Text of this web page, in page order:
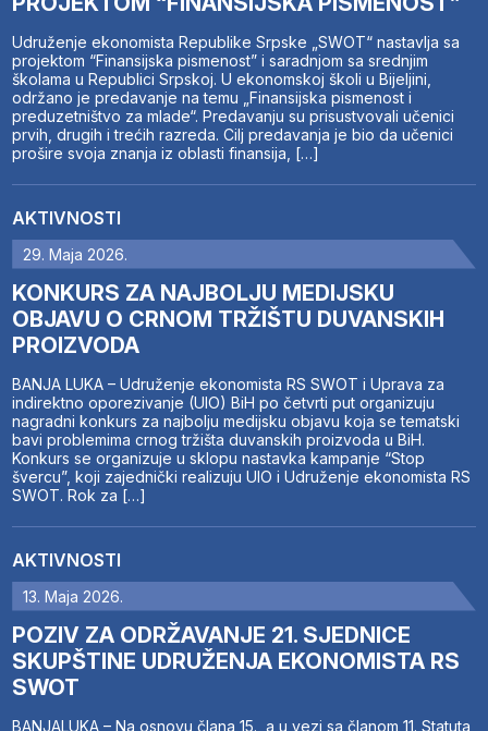
Udruženje ekonomista Republike Srpske „SWOT“ nastavlja sa
projektom “Finansijska pismenost” i saradnjom sa srednjim
školama u Republici Srpskoj. U ekonomskoj školi u Bijeljini,
održano je predavanje na temu „Finansijska pismenost i
preduzetništvo za mlade“. Predavanju su prisustvovali učenici
prvih, drugih i trećih razreda. Cilj predavanja je bio da učenici
prošire svoja znanja iz oblasti finansija, […]
AKTIVNOSTI
29. Maja 2026.
KONKURS ZA NAJBOLJU MEDIJSKU
OBJAVU O CRNOM TRŽIŠTU DUVANSKIH
PROIZVODA
BANJA LUKA – Udruženje ekonomista RS SWOT i Uprava za
indirektno oporezivanje (UIO) BiH po četvrti put organizuju
nagradni konkurs za najbolju medijsku objavu koja se tematski
bavi problemima crnog tržišta duvanskih proizvoda u BiH.
Konkurs se organizuje u sklopu nastavka kampanje “Stop
švercu”, koji zajednički realizuju UIO i Udruženje ekonomista RS
SWOT. Rok za […]
AKTIVNOSTI
13. Maja 2026.
POZIV ZA ODRŽAVANJE 21. SJEDNICE
SKUPŠTINE UDRUŽENJA EKONOMISTA RS
SWOT
BANJALUKA – Na osnovu člana 15., a u vezi sa članom 11. Statuta